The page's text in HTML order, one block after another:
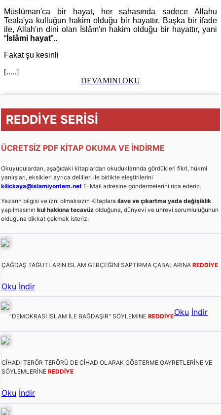
Müslüman'ca bir hayat, her sahasında sadece Allahu
Teala'ya kulluğun hakim olduğu bir hayattır. Başka bir ifade
ile, Allah'ın dini olan İslâm'ın hakim olduğu bir hayattır, yani
“ İslâmi hayat”..
Fakat şu kesinli
[.....]
DEVAMINI OKU
REDDİYE SERİSİ
ÜCRETSİZ PDF KİTAP OKUMA VE İNDİRME
Okuyuculardan, aşağıdaki kitaplardan okuduklarında gördükleri fikri, hükmi
yanlışları, eksikleri ayrıca delilleri ile birlikte eleştirilerini
kilickaya@islamiyontem.net E-Mail adresine göndermelerini rica ederiz.
Yazarın bilgisi ve izni olmaksızın Kitaplara ilave ve çıkartma yada değişiklik
yapılmasının kul hakkına tecavüz olduğuna, dünyevi ve uhrevi sorumluluğunun
olduğuna dikkat çekmek isteriz.
ÇAĞDAŞ TAĞUTLARIN İSLAM GERÇEĞİNİ SAPTIRMA ÇABALARINA REDDİYE
Oku İndir
"DEMOKRASİ İSLAM İLE BAĞDAŞIR" SÖYLEMİNE REDDİYEOku İndir
CİHADI TERÖR TERÖRÜ DE CİHAD OLARAK GÖSTERME GAYRETLERİNE VE
SÖYLEMLERİNE REDDİYE
Oku İndir